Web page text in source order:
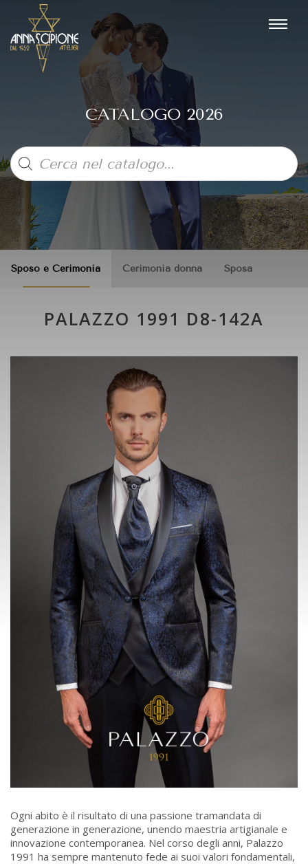
CATALOGO 2026
Products
search
Sposo e Cerimonia Cerimonia donna Sposa
PALAZZO 1991 D8-142A
Ogni abito è il risultato di una passione tramandata di
generazione in generazione, unendo maestria artigianale e
innovazione contemporanea. Nel corso degli anni, Palazzo
1991 ha sempre mantenuto fede ai suoi valori fondamentali,